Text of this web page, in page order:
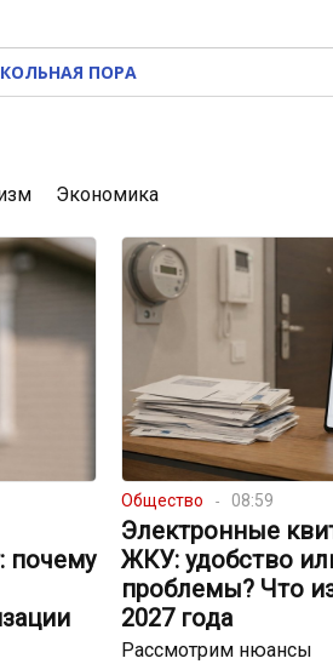
ПОРА
Экономика
почему
Общество 08:59
Электронные
ЖКУ: удобство
проблемы? Что
2027 года
Рассмотрим нюансы